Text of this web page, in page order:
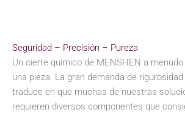
Seguridad – Precisión – Pureza
Un cierre químico de MENSHEN a
una pieza. La gran demanda de
traduce en que muchas de nuestras
requieren diversos componentes que